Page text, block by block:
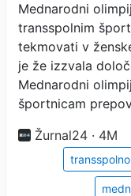
Mednarodni
transspolnim
tekmovati v
je že izzvala
Mednarodni
športnicam
Žurnal24 · 4M